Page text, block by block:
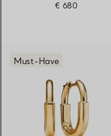
€ 680
Must-Have